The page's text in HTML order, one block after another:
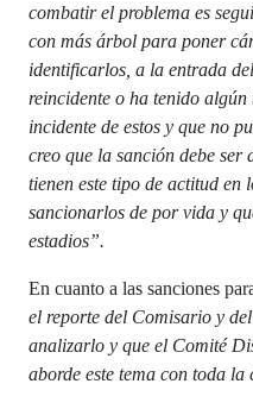
combatir el problema es
con más árbol para poner
identificarlos, a la entrada
reincidente o ha tenido
incidente de estos y que no
creo que la sanción debe ser
tienen este tipo de actitud en
sancionarlos de por vida y
estadios”.
En cuanto a las sanciones
el reporte del Comisario y
analizarlo y que el Comité
aborde este tema con toda